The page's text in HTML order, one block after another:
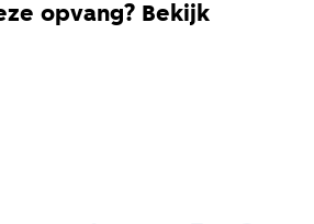
opvang? Bekijk